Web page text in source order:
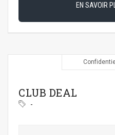
EN SAVOIR
CLUB DEAL
-